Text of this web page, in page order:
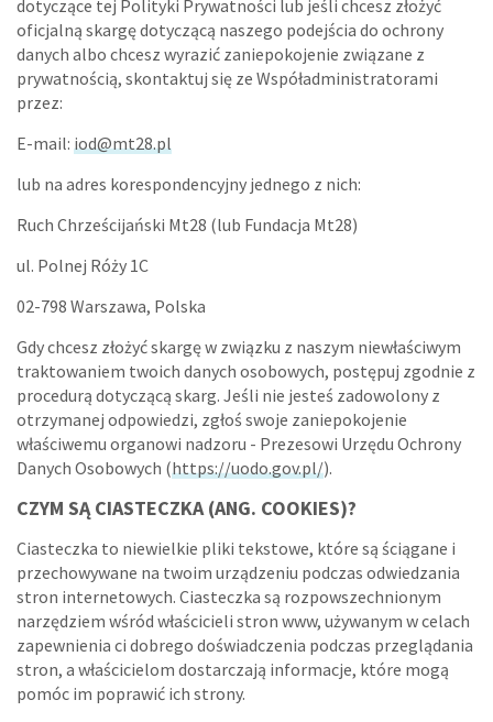
dotyczące tej Polityki Prywatności lub jeśli chcesz złożyć
oficjalną skargę dotyczącą naszego podejścia do ochrony
danych albo chcesz wyrazić zaniepokojenie związane z
prywatnością, skontaktuj się ze Współadministratorami
przez:​
E-mail: iod@mt28.pl
lub na adres korespondencyjny jednego z nich:
Ruch Chrześcijański Mt28 (lub Fundacja Mt28)
ul. Polnej Róży 1C
02-798 Warszawa, Polska
Gdy chcesz złożyć skargę w związku z naszym niewłaściwym
traktowaniem twoich danych osobowych, postępuj zgodnie z
procedurą dotyczącą skarg. Jeśli nie jesteś zadowolony z
otrzymanej odpowiedzi, zgłoś swoje zaniepokojenie
właściwemu organowi nadzoru - Prezesowi Urzędu Ochrony
Danych Osobowych (https://uodo.gov.pl/).
CZYM SĄ CIASTECZKA (ANG. COOKIES)?
Ciasteczka to niewielkie pliki tekstowe, które są ściągane i
przechowywane na twoim urządzeniu podczas odwiedzania
stron internetowych. Ciasteczka są rozpowszechnionym
narzędziem wśród właścicieli stron www, używanym w celach
zapewnienia ci dobrego doświadczenia podczas przeglądania
stron, a właścicielom dostarczają informacje, które mogą
pomóc im poprawić ich strony.